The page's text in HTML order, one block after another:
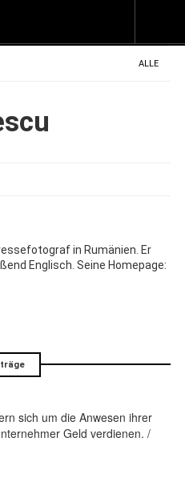
ALLE
in Rumänien. Er
Englisch. Seine Homepage: